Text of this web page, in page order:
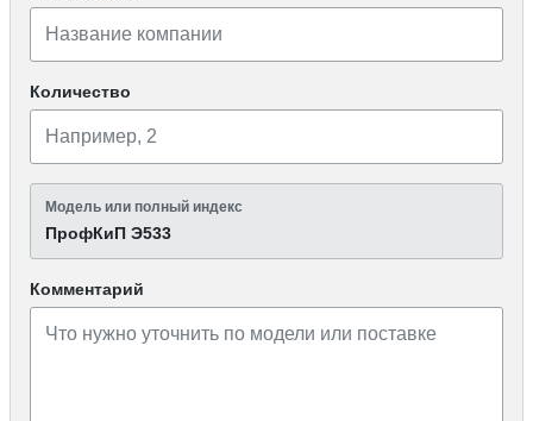
Количество
Модель или полный индекс
ПрофКиП Э533
Комментарий